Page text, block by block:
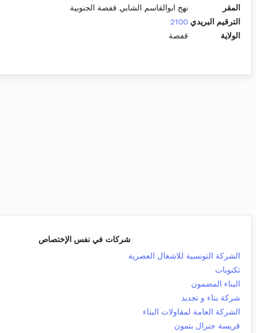
المقر
نهج ابوالقاسم الشابي قفصة الجنوبية
الترقيم البريدي 2100
الولاية
قفصة
شركات في نفس الإختصاص
الشركة التونسية للاشغال العصرية
تكنوبات
البناء المضمون
شركة بناء و تجديد
الشركة العامة لمقاولات البناء
قريسة جنرال بتمون